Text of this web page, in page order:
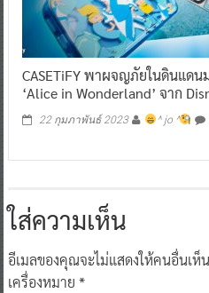
CASETiFY พาผจญภัยในดินแด
‘Alice in Wonderland’ จาก
22 กุมภาพันธ์ 2023 ^ jo ^
ใส่ความเห็น
อีเมลของคุณจะไม่แสดงให้คนอื่นเห็น
เครื่องหมาย *